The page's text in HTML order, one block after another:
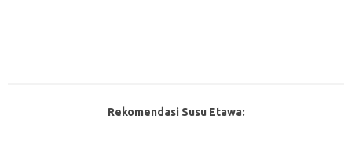
Rekomendasi Susu Etawa: